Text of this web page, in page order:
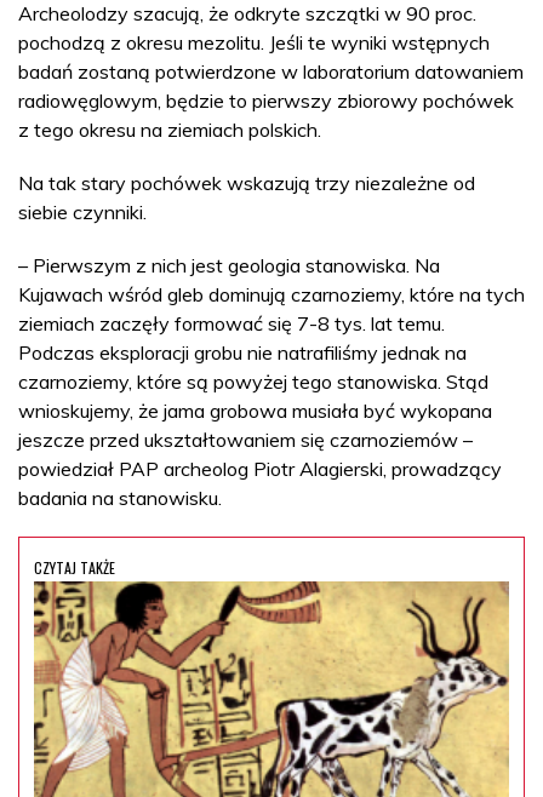
Archeolodzy szacują, że odkryte szczątki w 90 proc.
pochodzą z okresu mezolitu. Jeśli te wyniki wstępnych
badań zostaną potwierdzone w laboratorium datowaniem
radiowęglowym, będzie to pierwszy zbiorowy pochówek
z tego okresu na ziemiach polskich.
Na tak stary pochówek wskazują trzy niezależne od
siebie czynniki.
– Pierwszym z nich jest geologia stanowiska. Na
Kujawach wśród gleb dominują czarnoziemy, które na tych
ziemiach zaczęły formować się 7-8 tys. lat temu.
Podczas eksploracji grobu nie natrafiliśmy jednak na
czarnoziemy, które są powyżej tego stanowiska. Stąd
wnioskujemy, że jama grobowa musiała być wykopana
jeszcze przed ukształtowaniem się czarnoziemów –
powiedział PAP archeolog Piotr Alagierski, prowadzący
badania na stanowisku.
CZYTAJ TAKŻE